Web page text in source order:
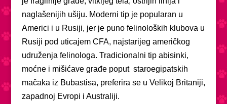
naglašenijih ušiju. Moderni tip je popularan u
Americi i u Rusiji, jer je puno felinoloških klubova u
Rusiji pod uticajem CFA, najstarijeg američkog
udruženja felinologa. Tradicionalni tip abisinki,
moćne i mišićave građe poput staroegipatskih
mačaka iz Bubastisa, preferira se u Velikoj Britaniji,
zapadnoj Evropi i Australiji.